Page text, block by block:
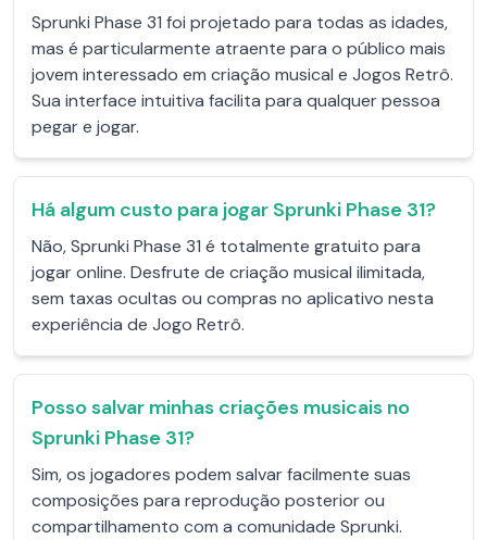
Sprunki Phase 31 foi projetado para todas as idades,
mas é particularmente atraente para o público mais
jovem interessado em criação musical e Jogos Retrô.
Sua interface intuitiva facilita para qualquer pessoa
pegar e jogar.
Há algum custo para jogar Sprunki Phase 31?
Não, Sprunki Phase 31 é totalmente gratuito para
jogar online. Desfrute de criação musical ilimitada,
sem taxas ocultas ou compras no aplicativo nesta
experiência de Jogo Retrô.
Posso salvar minhas criações musicais no
Sprunki Phase 31?
Sim, os jogadores podem salvar facilmente suas
composições para reprodução posterior ou
compartilhamento com a comunidade Sprunki.